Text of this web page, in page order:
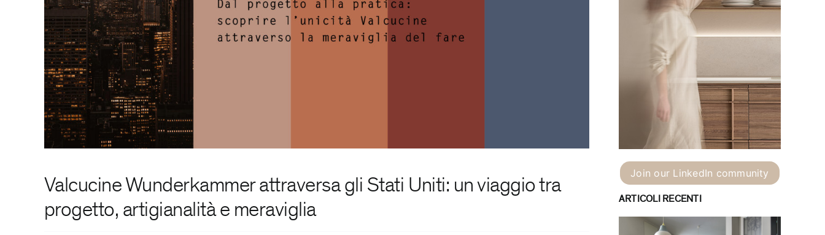
Valcucine Wunderkammer attraversa gli Stati Uniti: un viaggio tra
progetto, artigianalità e meraviglia
Join our LinkedIn community
ARTICOLI RECENTI